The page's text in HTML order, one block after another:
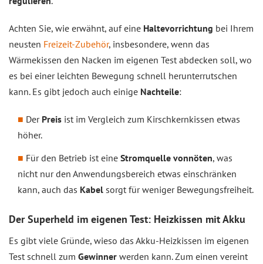
Achten Sie, wie erwähnt, auf eine Haltevorrichtung bei Ihrem
neusten Freizeit-Zubehör, insbesondere, wenn das
Wärmekissen den Nacken im eigenen Test abdecken soll, wo
es bei einer leichten Bewegung schnell herunterrutschen
kann. Es gibt jedoch auch einige Nachteile:
Der Preis ist im Vergleich zum Kirschkernkissen etwas
höher.
Für den Betrieb ist eine Stromquelle vonnöten, was
nicht nur den Anwendungsbereich etwas einschränken
kann, auch das Kabel sorgt für weniger Bewegungsfreiheit.
Der Superheld im eigenen Test: Heizkissen mit Akku
Es gibt viele Gründe, wieso das Akku-Heizkissen im eigenen
Test schnell zum Gewinner werden kann. Zum einen vereint